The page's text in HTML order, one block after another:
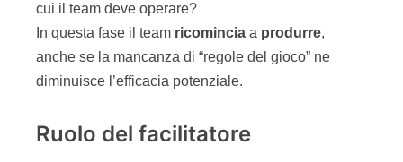
cui il team deve operare?
In questa fase il team ricomincia a produrre,
anche se la mancanza di “regole del gioco” ne
diminuisce l’efficacia potenziale.
Ruolo del facilitatore